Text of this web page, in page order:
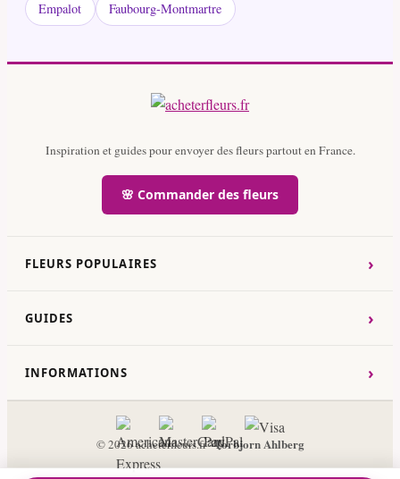
Empalot
Faubourg-Montmartre
Inspiration et guides pour envoyer des fleurs partout en France.
🌸 Commander des fleurs
FLEURS POPULAIRES ›
GUIDES ›
INFORMATIONS ›
© 2026 acheterfleurs.fr ·Torbjorn Ahlberg